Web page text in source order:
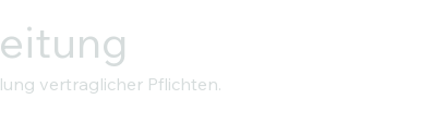
vertraglicher Pflichten.